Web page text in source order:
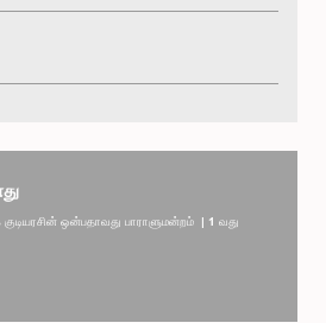
ஒன்பதாவது பாராளுமன்றம் | 1 வது